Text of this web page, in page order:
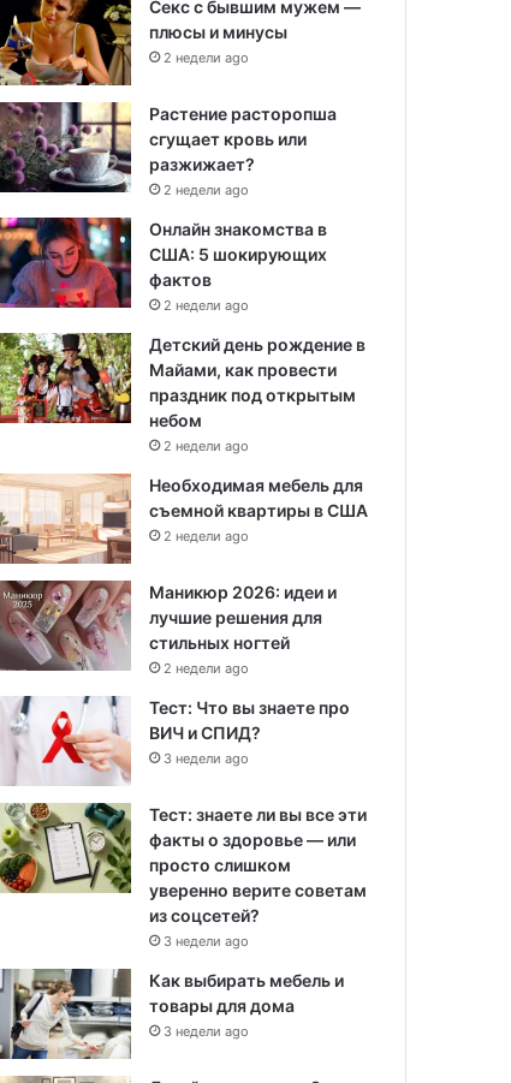
Секс с бывшим мужем —
плюсы и минусы
2 недели ago
Растение расторопша
сгущает кровь или
разжижает?
2 недели ago
Онлайн знакомства в
США: 5 шокирующих
фактов
2 недели ago
Детский день рождение в
Майами, как провести
праздник под открытым
небом
2 недели ago
Необходимая мебель для
съемной квартиры в США
2 недели ago
Маникюр 2026: идеи и
лучшие решения для
стильных ногтей
2 недели ago
Тест: Что вы знаете про
ВИЧ и СПИД?
3 недели ago
Тест: знаете ли вы все эти
факты о здоровье — или
просто слишком
уверенно верите советам
из соцсетей?
3 недели ago
Как выбирать мебель и
товары для дома
3 недели ago